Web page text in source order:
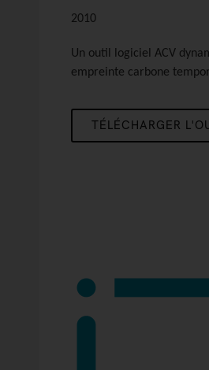
2010
Un outil logiciel ACV
empreinte carbone
TÉLÉCHARGER